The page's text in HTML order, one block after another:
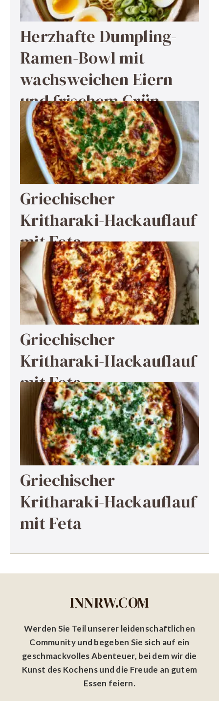
Herzhafte Dumpling-
Ramen-Bowl mit
wachsweichen Eiern
und frischem Grün
Griechischer
Kritharaki-Hackauflauf
mit Feta
Griechischer
Kritharaki-Hackauflauf
mit Feta
Griechischer
Kritharaki-Hackauflauf
mit Feta
INNRW.COM
Werden Sie Teil unserer leidenschaftlichen
Community und begeben Sie sich auf ein
geschmackvolles Abenteuer, bei dem wir die
Kunst des Kochens und die Freude an gutem
Essen feiern.